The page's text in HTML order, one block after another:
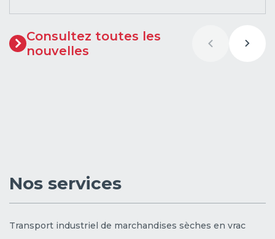
Consultez toutes les
nouvelles
Nos services
Transport industriel de marchandises sèches en vrac